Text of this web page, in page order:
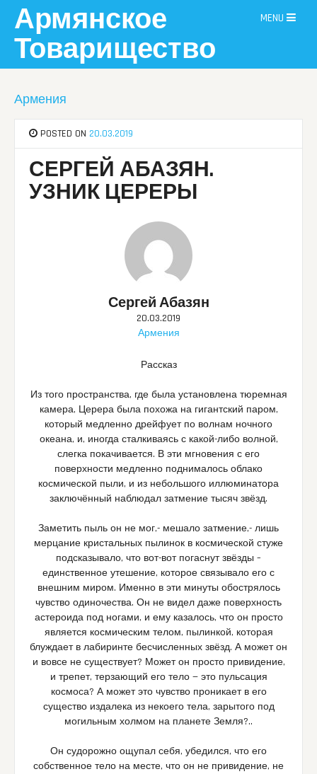
content
Армянское
Товарищество
MENU
Армения
POSTED ON 20.03.2019
СЕРГЕЙ АБАЗЯН.
УЗНИК ЦЕРЕРЫ
Сергей Абазян
20.03.2019
Армения
Рассказ
Из того пространства, где была установлена тюремная
камера, Церера была похожа на гигантский паром,
который медленно дрейфует по волнам ночного
океана, и, иногда сталкиваясь с какой-либо волной,
слегка покачивается. В эти мгновения с его
поверхности медленно поднималось облако
космической пыли, и из небольшого иллюминатора
заключённый наблюдал затмение тысяч звёзд.
Заметить пыль он не мог,- мешало затмение,- лишь
мерцание кристальных пылинок в космической стуже
подсказывало, что вот-вот погаснут звёзды –
единственное утешение, которое связывало его с
внешним миром. Именно в эти минуты обострялось
чувство одиночества. Он не видел даже поверхность
астероида под ногами, и ему казалось, что он просто
является космическим телом, пылинкой, которая
блуждает в лабиринте бесчисленных звёзд. А может он
и вовсе не существует? Может он просто привидение,
и трепет, терзающий его тело — это пульсация
космоса? А может это чувство проникает в его
существо издалека из некоего тела, зарытого под
могильным холмом на планете Земля?..
Он судорожно ощупал себя, убедился, что его
собственное тело на месте, что он не привидение, не